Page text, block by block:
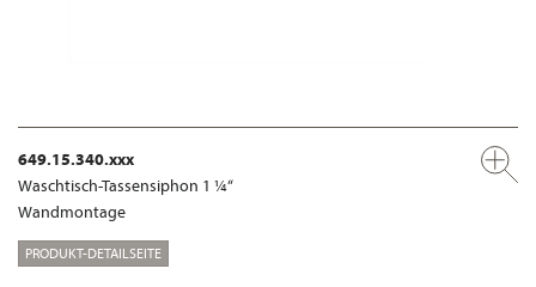
649.15.340.xxx
Waschtisch-Tassensiphon 1 ¼“
Wandmontage
PRODUKT-DETAILSEITE